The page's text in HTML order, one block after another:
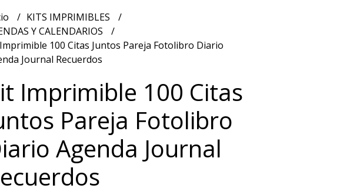
KITS IMPRIMIBLES
Y CALENDARIOS
100 Citas Juntos Pareja Fotolibro Diario
Journal Recuerdos
Imprimible 100 Citas
Pareja Fotolibro
Agenda Journal